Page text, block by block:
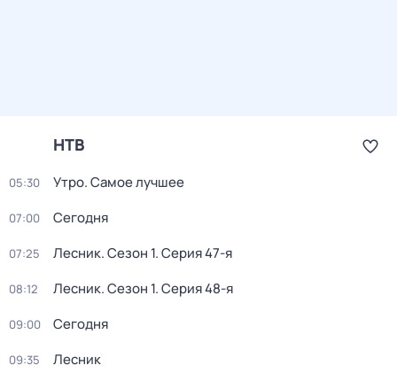
НТВ
05:30 Утро. Самое лучшее
07:00 Сегодня
07:25 Лесник. Сезон 1. Серия 47-я
08:12 Лесник. Сезон 1. Серия 48-я
09:00 Сегодня
09:35 Лесник